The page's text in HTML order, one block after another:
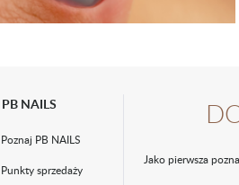
PB NAILS
Poznaj PB NAILS
Punkty sprzedaży
Jako pierwsza